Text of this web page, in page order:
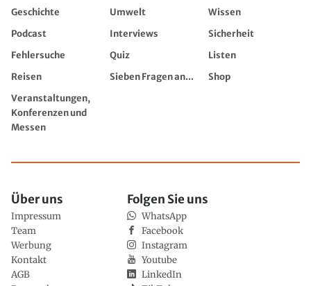
Geschichte Umwelt
Wissen
Podcast
Interviews
Sicherheit
Fehlersuche
Quiz
Listen
Reisen
Sieben Fragen an...
Shop
Veranstaltungen,
Konferenzen und
Messen
Über uns
Impressum
Team
Werbung
Kontakt
AGB
Folgen Sie uns
WhatsApp
Facebook
Instagram
Youtube
LinkedIn